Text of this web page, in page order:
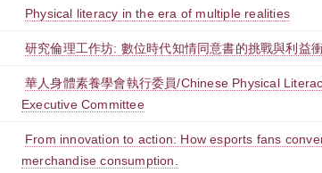
Physical literacy in the era of multiple realities
研究倫理工作坊: 數位時代知情同意書的挑戰與利益
華人身體素養學會執行委員/Chinese Physical
Executive Committee
From innovation to action: How esports fans
merchandise consumption.